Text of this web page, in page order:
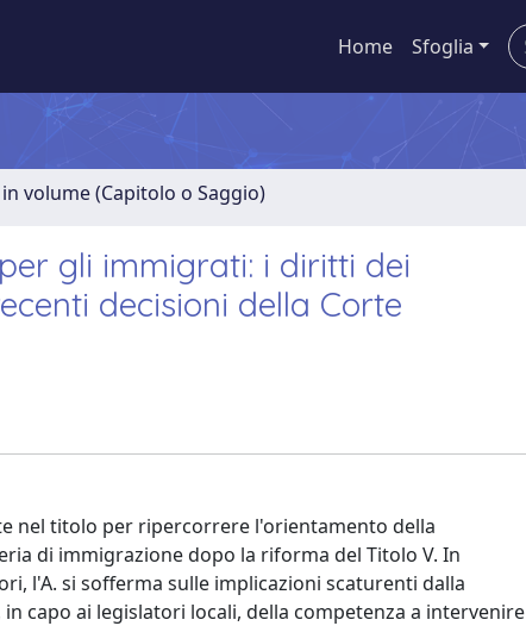
Home Sfoglia
volume (Capitolo o Saggio)
gli immigrati: i diritti dei
decisioni della Corte
nel titolo per ripercorrere l'orientamento della
di immigrazione dopo la riforma del Titolo V. In
l'A. si sofferma sulle implicazioni scaturenti dalla
capo ai legislatori locali, della competenza a intervenire